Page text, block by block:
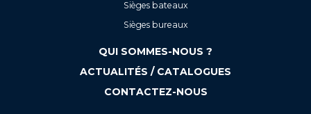
Sièges bateaux
Sièges bureaux
QUI SOMMES-NOUS ?
ACTUALITÉS / CATALOGUES
CONTACTEZ-NOUS